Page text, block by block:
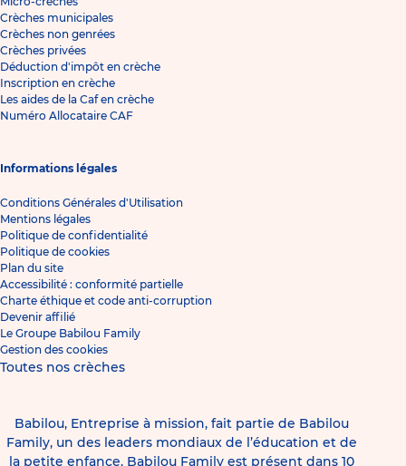
Crèches municipales
Crèches non genrées
Crèches privées
Déduction d'impôt en crèche
Inscription en crèche
Les aides de la Caf en crèche
Numéro Allocataire CAF
Informations légales
Conditions Générales d'Utilisation
Mentions légales
Politique de confidentialité
Politique de cookies
Plan du site
Accessibilité : conformité partielle
Charte éthique et code anti-corruption
Devenir affilié
Le Groupe Babilou Family
Gestion des cookies
Toutes nos crèches
Babilou, Entreprise à mission, fait partie de Babilou
Family, un des leaders mondiaux de l’éducation et de
la petite enfance. Babilou Family est présent dans 10